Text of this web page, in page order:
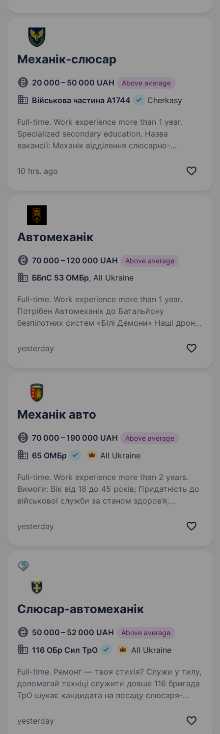
Механік-слюсар
20 000 – 50 000 UAH Above average
Військова частина А1744 Cherkasy
Full-time. Work experience more than 1 year.
Specialized secondary education. Назва
вакансії: Механік відділення слюсарно-
Огляд: Військова частина А1744 виконує
10 hrs. ago
Автомеханік
70 000 – 120 000 UAH Above average
ББпС 53 ОМБр, All Ukraine
Full-time. Work experience more than 1 year.
Потрібен Автомеханік до Батальйону
безпілотних систем «Білі Демони» Наші дрони
тримає техніку живою. Якщо тобі цікавіше
yesterday
Механік авто
70 000 – 190 000 UAH Above average
65 ОМБр All Ukraine
Full-time. Work experience more than 2 years.
Вимоги: Вік від 18 до 45 років; Придатність до
військової служби за станом здоров’я;
Здатність взаємодіяти з побратимами; Досвід
yesterday
Слюсар-автомеханік
50 000 – 52 000 UAH Above average
116 ОБр Сил ТрО All Ukraine
Full-time. Ремонт — твоя стихія? Служи у тилу,
допомагай техніці служити довше 116 бригада
ТрО шукає кандидата на посаду слюсаря-
доступна для осіб з обмеженою придатністю
yesterday